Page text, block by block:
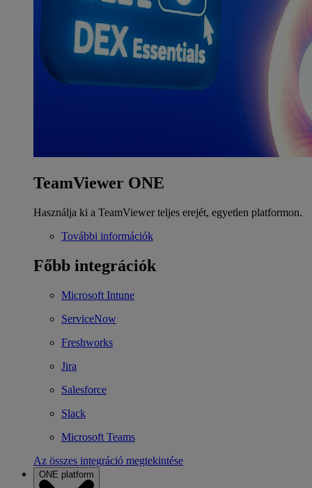
TeamViewer ONE
Használja ki a TeamViewer teljes erejét, egyetlen platformon.
További információk
Főbb integrációk
Microsoft Intune
ServiceNow
Freshworks
Jira
Salesforce
Slack
Microsoft Teams
Az összes integráció megtekintése
ONE platform